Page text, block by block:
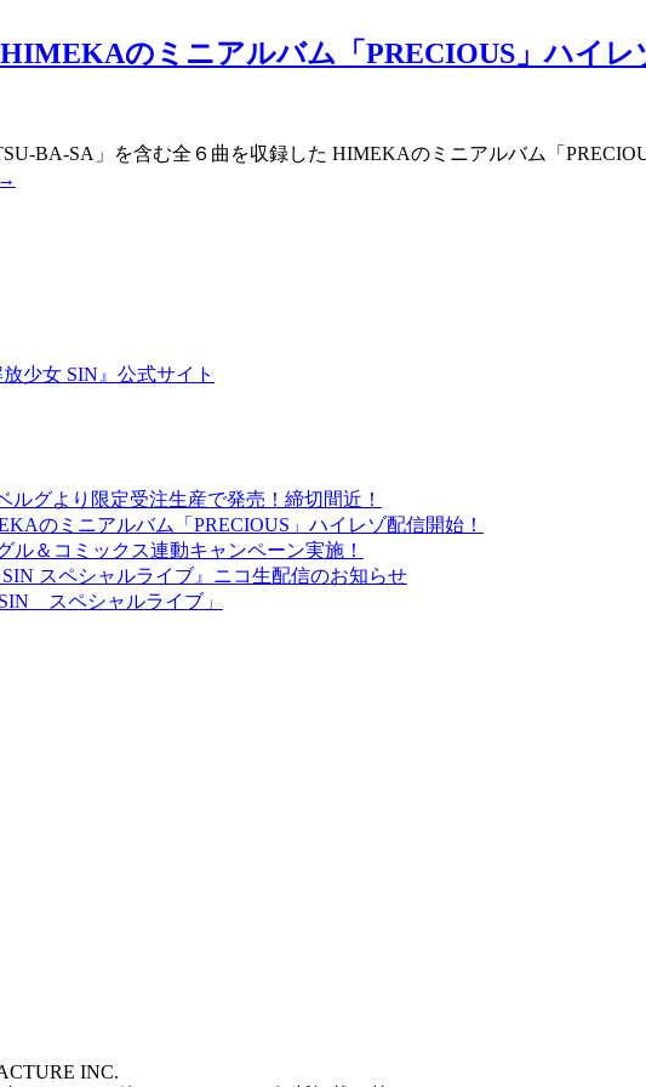
のミニアルバム「PRECIOUS」ハイレ
BA-SA」を含む全６曲を収録した HIMEKAのミニアルバム「
→
放少女 SIN』公式サイト
ルグより限定受注生産で発売！締切間近！
のミニアルバム「PRECIOUS」ハイレゾ配信開始！
ル＆コミックス連動キャンペーン実施！
スペシャルライブ』ニコ生配信のお知らせ
スペシャルライブ」
INC.